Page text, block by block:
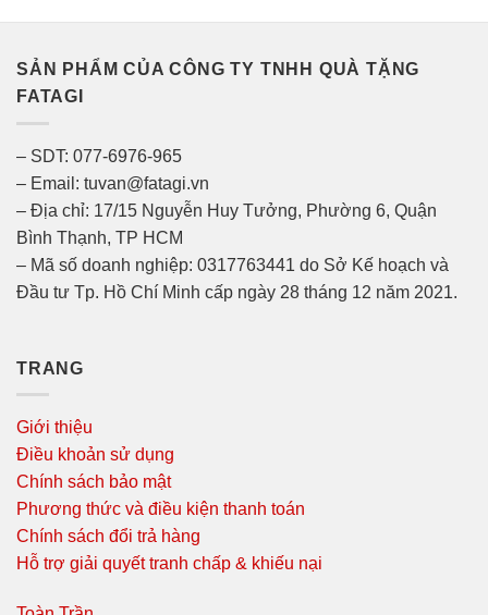
SẢN PHẨM CỦA CÔNG TY TNHH QUÀ TẶNG
FATAGI
– SDT: 077-6976-965
– Email: tuvan@fatagi.vn
– Địa chỉ: 17/15 Nguyễn Huy Tưởng, Phường 6, Quận
Bình Thạnh, TP HCM
– Mã số doanh nghiệp: 0317763441 do Sở Kế hoạch và
Đầu tư Tp. Hồ Chí Minh cấp ngày 28 tháng 12 năm 2021.
TRANG
Giới thiệu
Điều khoản sử dụng
Chính sách bảo mật
Phương thức và điều kiện thanh toán
Chính sách đổi trả hàng
Hỗ trợ giải quyết tranh chấp & khiếu nại